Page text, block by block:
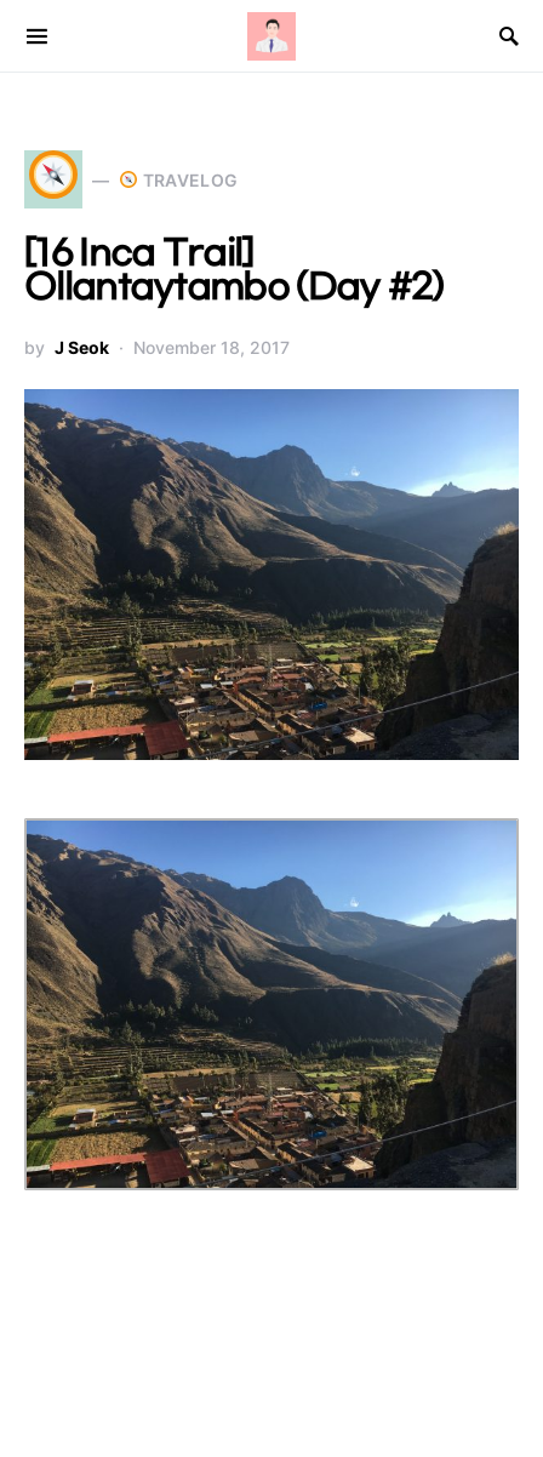
Search for:
TRAVELOG
[16 Inca Trail]
Ollantaytambo (Day #2)
by J Seok November 18, 2017